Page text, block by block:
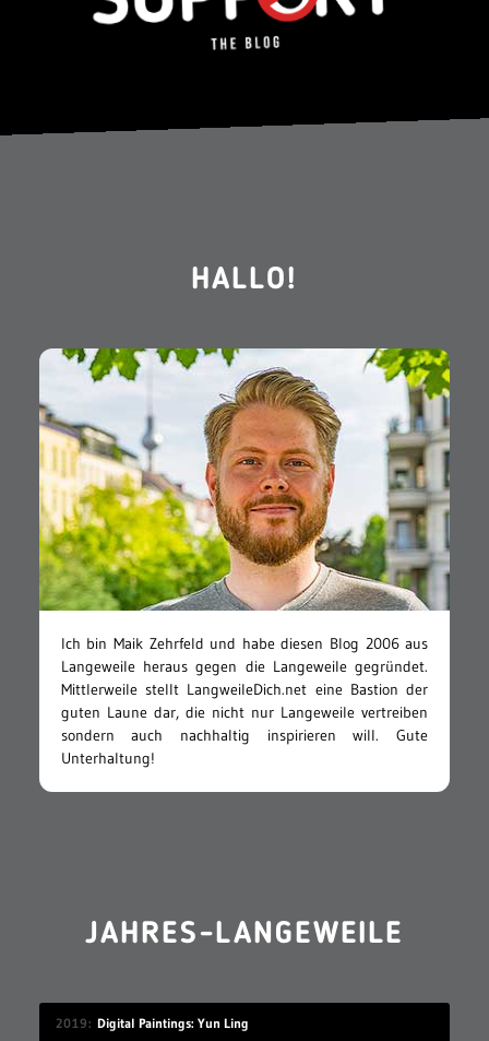
HALLO!
Ich bin Maik Zehrfeld und habe diesen Blog 2006 aus
Langeweile heraus gegen die Langeweile gegründet.
Mittlerweile stellt LangweileDich.net eine Bastion der
guten Laune dar, die nicht nur Langeweile vertreiben
sondern auch nachhaltig inspirieren will. Gute
Unterhaltung!
JAHRES-LANGEWEILE
2019 Digital Paintings: Yun Ling